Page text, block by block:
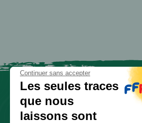
Continuer sans accepter
Les seules traces
que nous
laissons sont